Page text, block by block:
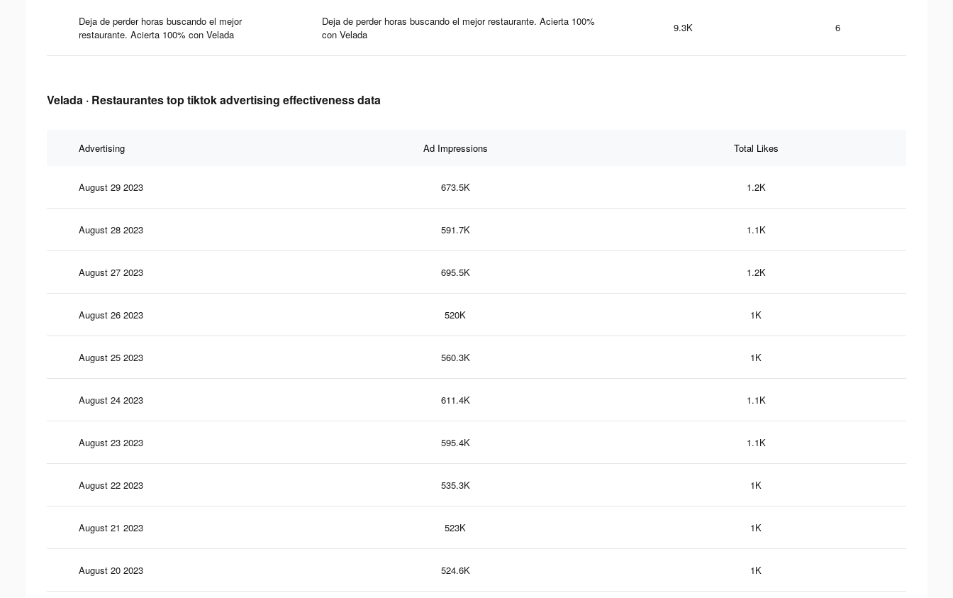
Deja de perder horas buscando el mejor
restaurante. Acierta 100% con Velada
Deja de perder horas buscando el mejor restaurante. Acierta 100%
con Velada
9.3K 6
Velada · Restaurantes top tiktok advertising effectiveness data
Advertising Ad Impressions Total Likes
August 29 2023 673.5K 1.2K
August 28 2023 591.7K 1.1K
August 27 2023 695.5K 1.2K
August 26 2023 520K 1K
August 25 2023 560.3K 1K
August 24 2023 611.4K 1.1K
August 23 2023 595.4K 1.1K
August 22 2023 535.3K 1K
August 21 2023 523K 1K
August 20 2023 524.6K 1K